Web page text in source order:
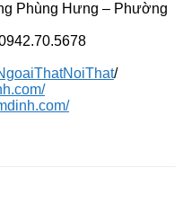
Phùng Hưng – Phường
/